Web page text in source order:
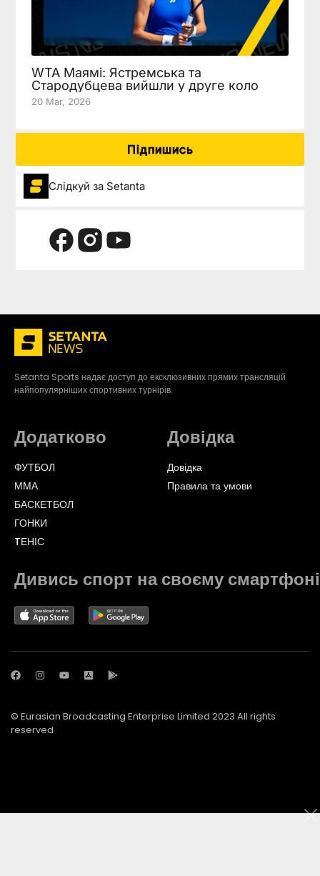
WTA Маямі: Ястремська та
Стародубцева вийшли у друге коло
20 Mar, 2026
Підпишись
Слідкуй за Setanta
Setanta Sports надає доступ до ексклюзивних прямих трансляцій
найпопулярніших спортивних турнірів.
Додатково
ФУТБОЛ
ММА
БАСКЕТБОЛ
ГОНКИ
TЕНІС
Довідка
Довідка
Правила та умови
Дивись спорт на своєму смартфоні
© Eurasian Broadcasting Enterprise Limited 2023 All rights
reserved